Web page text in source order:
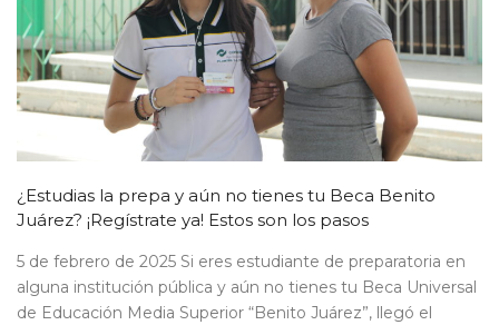
¿Estudias la prepa y aún no tienes tu Beca Benito
Juárez? ¡Regístrate ya! Estos son los pasos
5 de febrero de 2025 Si eres estudiante de preparatoria en
alguna institución pública y aún no tienes tu Beca Universal
de Educación Media Superior “Benito Juárez”, llegó el